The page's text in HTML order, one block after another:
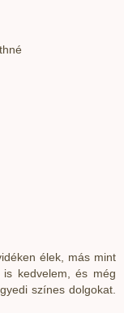
élek, más mint
kedvelem, és még
színes dolgokat.